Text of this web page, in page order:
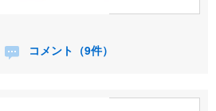
コメント（9件）